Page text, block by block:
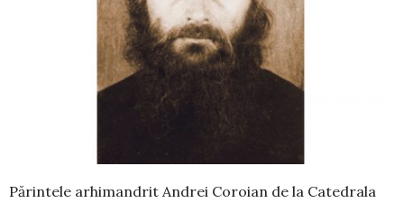
Părintele arhimandrit Andrei Coroian de la Catedrala